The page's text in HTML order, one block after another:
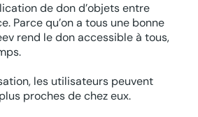
de don d’objets entre
Parce qu’on a tous une bonne
rend le don accessible à tous,
les utilisateurs peuvent
proches de chez eux.